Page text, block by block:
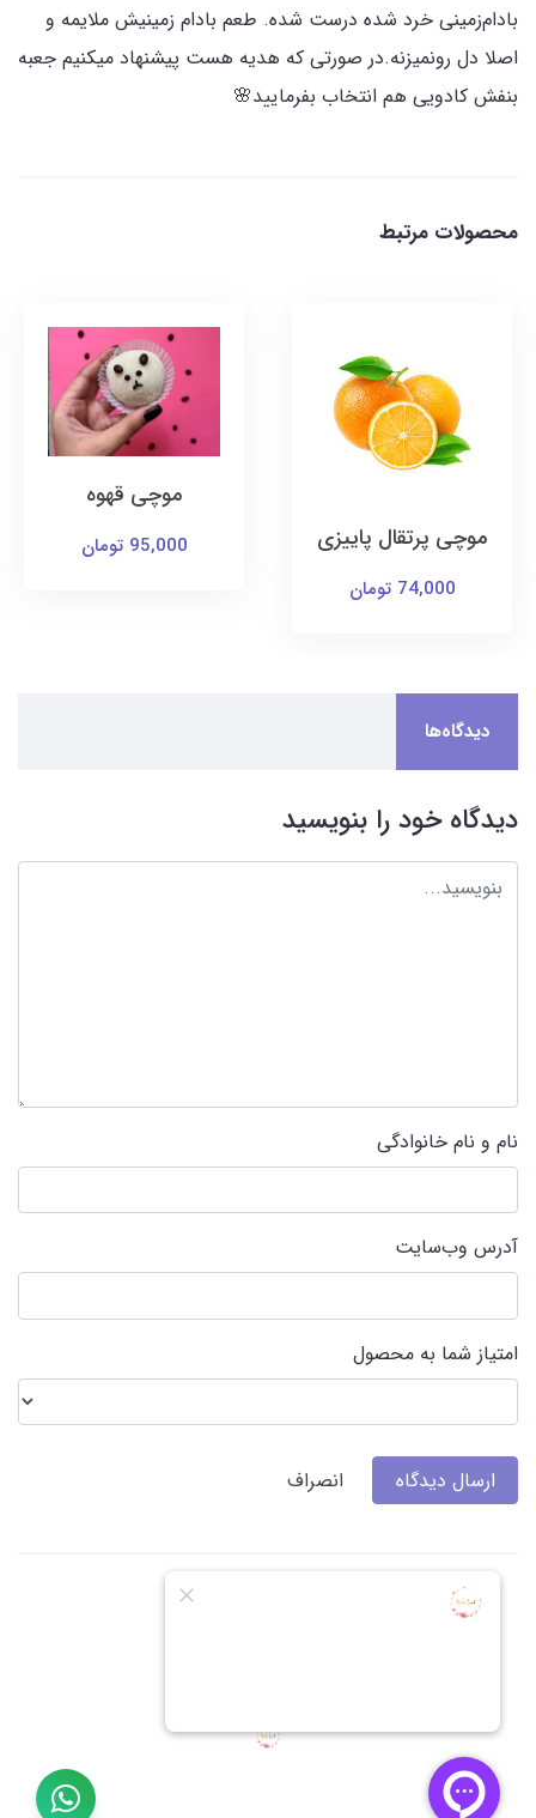
بادام‌زمینی خرد شده درست شده. طعم بادام زمینیش ملایمه و‌
اصلا دل رونمیزنه.در صورتی که هدیه هست پیشنهاد میکنیم جعبه
بنفش کادویی هم انتخاب بفرمایید🌸
محصولات مرتبط
موچی پرتقال پاییزی
74,000 تومان
موچی قهوه
95,000 تومان
دیدگاه‌ها
دیدگاه خود را بنویسید
نام و نام خانوادگی
آدرس وب‌سایت
امتیاز شما به محصول
ارسال دیدگاه انصراف